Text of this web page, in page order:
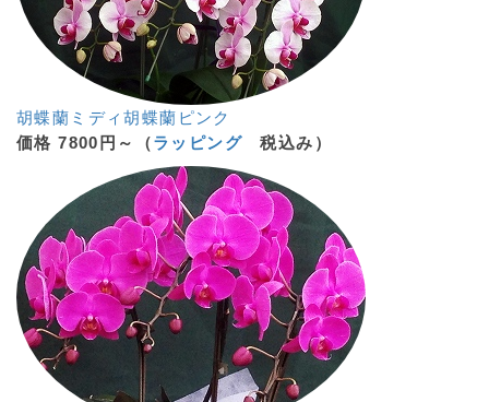
胡蝶蘭ミディ胡蝶蘭 ピンク
価格 7800円～（ラッピング 税込み）